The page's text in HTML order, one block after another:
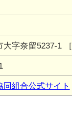
大字奈留5237-1 ［
組合公式サイト